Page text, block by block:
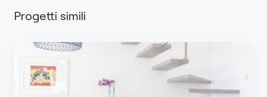
Progetti simili